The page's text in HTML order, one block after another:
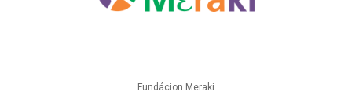
Fundácion Meraki